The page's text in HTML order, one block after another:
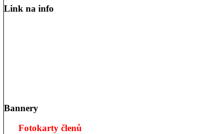
Link na info
Bannery
Fotokarty členů